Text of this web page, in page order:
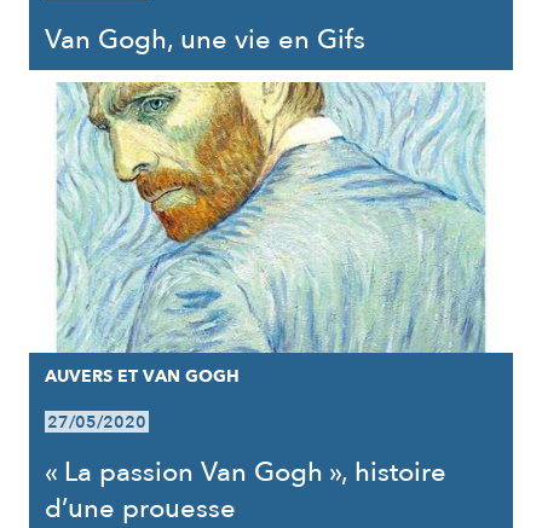
Van Gogh, une vie en Gifs
AUVERS ET VAN GOGH
27/05/2020
« La passion Van Gogh », histoire
d’une prouesse